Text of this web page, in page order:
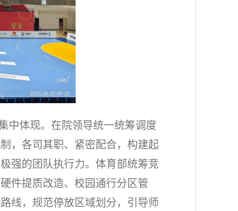
中体现。在院领导统一统筹调度
，各司其职、紧密配合，构建起
强的团队执行力。体育部统筹竞
件提质改造、校园通行分区管
线，规范停放区域划分，引导师